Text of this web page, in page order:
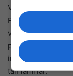
Virgen. Cerca, un
Puebla domina
vibrantes como la
persignan. Otros
imagen nacida en
tan familiar.